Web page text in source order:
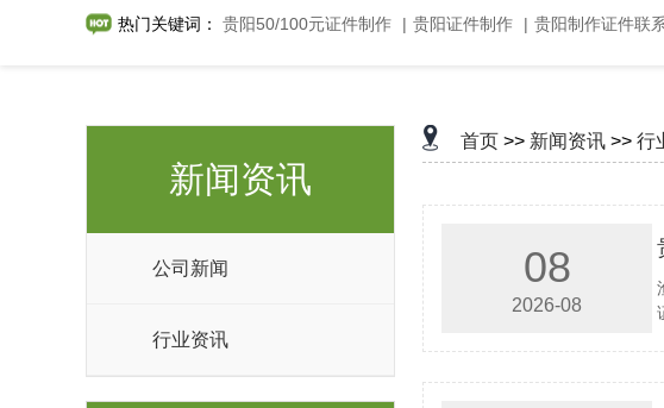
热门关键词： 贵阳50/100元证件制作 | 贵阳证件制作 | 贵阳制作证件联
新闻资讯
公司新闻
行业资讯
首页 >> 新闻资讯 >> 行
08
2026-08